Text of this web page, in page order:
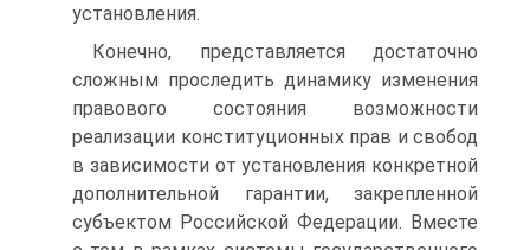
установления.
Конечно, представляется достаточно
сложным проследить динамику изменения
правового состояния возможности
реализации конституционных прав и свобод
в зависимости от установления конкретной
дополнительной гарантии, закрепленной
субъектом Российской Федерации. Вместе